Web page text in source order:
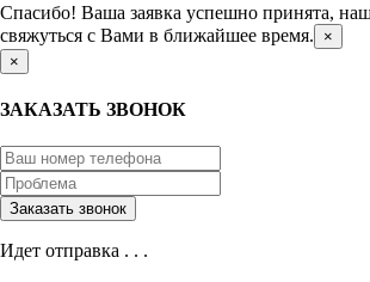
Спасибо! Ваша заявка успешно принята,
свяжуться с Вами в ближайшее время.
×
×
ЗАКАЗАТЬ ЗВОНОК
Идет отправка . . .